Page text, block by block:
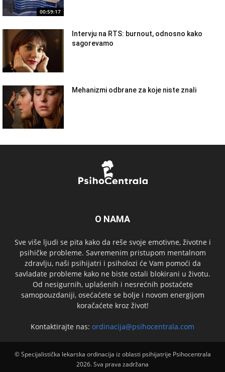
00:59:17
Intervju na RTS: burnout, odnosno kako
sagorevamo
Mehanizmi odbrane za koje niste znali
O NAMA
Sve više ljudi se pita kako da reše svoje emotivne, životne i
psihičke probleme. Savremenim pristupom mentalnom
zdravlju, naši psihijatri i psiholozi će Vam pomoći da
savladate probleme kako ne biste ostali blokirani u životu.
Od nesigurnih, uplašenih i nesrećnih postaćete
samopouzdaniji, osećaćete se bolje i novom energijom
koračaćete kroz život!
Kontaktirajte nas: ordinacija@psihocentrala.com
© Specijalistička lekarska ordinacija iz oblasti psihijatrije Psihocentrala
2026. Sva prava zadržana